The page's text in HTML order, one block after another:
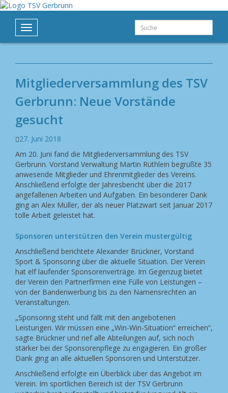
Suche
Toggle
navigation
Mitgliederversammlung des TSV
Gerbrunn: Neue Vorstände
gesucht
27. Juni 2018
Am 20. Juni fand die Mitgliederversammlung des TSV
Gerbrunn. Vorstand Verwaltung Martin Rüthlein begrüßte 35
anwesende Mitglieder und Ehrenmitglieder des Vereins.
Anschließend erfolgte der Jahresbericht über die 2017
angefallenen Arbeiten und Aufgaben. Ein besonderer Dank
ging an Alex Müller, der als neuer Platzwart seit Januar 2017
tolle Arbeit geleistet hat.
Sponsoren unterstützen den Verein mustergültig
Anschließend berichtete Alexander Brückner, Vorstand
Sport & Sponsoring über die aktuelle Situation. Der Verein
hat elf laufender Sponsorenverträge. Im Gegenzug bietet
der Verein den Partnerfirmen eine Fülle von Leistungen –
von der Bandenwerbung bis zu den Namensrechten an
Veranstaltungen.
„Sponsoring steht und fällt mit den angebotenen
Leistungen. Wir müssen eine „Win-Win-Situation“ erreichen“,
sagte Brückner und rief alle Abteilungen auf, sich noch
stärker bei der Sponsorenpflege zu engagieren. Ein großer
Dank ging an alle aktuellen Sponsoren und Unterstützer.
Anschließend erfolgte ein Überblick über das Angebot im
Verein. Im sportlichen Bereich ist der TSV Gerbrunn